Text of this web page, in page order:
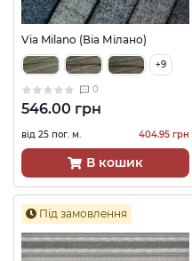
Via Milano (Віа Мілано)
+9
0
546.00 грн
від 25 пог. м. 404.95 грн
В кошик
Під замовлення